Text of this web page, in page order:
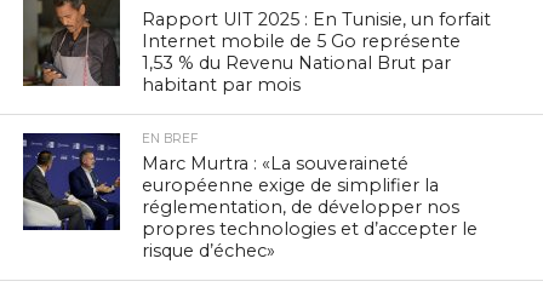
Rapport UIT 2025 : En Tunisie, un forfait
Internet mobile de 5 Go représente
1,53 % du Revenu National Brut par
habitant par mois
EN BREF
Marc Murtra : «La souveraineté
européenne exige de simplifier la
réglementation, de développer nos
propres technologies et d’accepter le
risque d’échec»